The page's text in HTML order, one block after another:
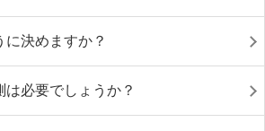
決めますか？
必要でしょうか？